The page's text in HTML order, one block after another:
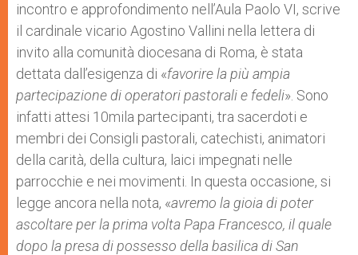
incontro e approfondimento nell’Aula Paolo VI, scrive
il cardinale vicario Agostino Vallini nella lettera di
invito alla comunità diocesana di Roma, è stata
dettata dall’esigenza di «favorire la più ampia
partecipazione di operatori pastorali e fedeli». Sono
infatti attesi 10mila partecipanti, tra sacerdoti e
membri dei Consigli pastorali, catechisti, animatori
della carità, della cultura, laici impegnati nelle
parrocchie e nei movimenti. In questa occasione, si
legge ancora nella nota, «avremo la gioia di poter
ascoltare per la prima volta Papa Francesco, il quale
dopo la presa di possesso della basilica di San